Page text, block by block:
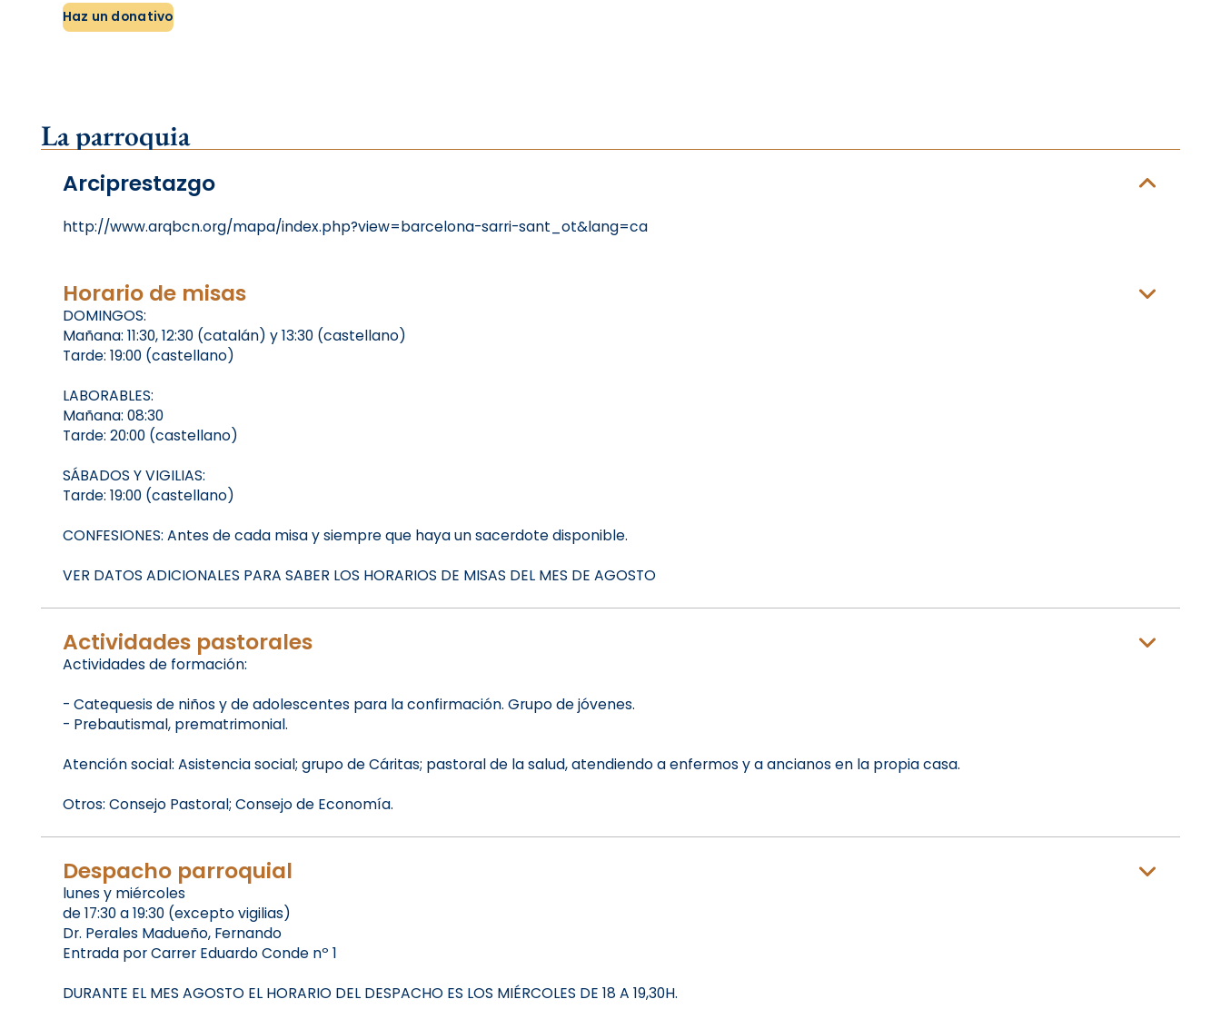
Haz un donativo
La parroquia
Arciprestazgo
http://www.arqbcn.org/mapa/index.php?view=barcelona-sarri-sant_ot&lang=ca
Horario de misas
DOMINGOS:
Mañana: 11:30, 12:30 (catalán) y 13:30 (castellano)
Tarde: 19:00 (castellano)
LABORABLES:
Mañana: 08:30
Tarde: 20:00 (castellano)
SÁBADOS Y VIGILIAS:
Tarde: 19:00 (castellano)
CONFESIONES: Antes de cada misa y siempre que haya un sacerdote disponible.
VER DATOS ADICIONALES PARA SABER LOS HORARIOS DE MISAS DEL MES DE AGOSTO
Actividades pastorales
Actividades de formación:
- Catequesis de niños y de adolescentes para la confirmación. Grupo de jóvenes.
- Prebautismal, prematrimonial.
Atención social: Asistencia social; grupo de Cáritas; pastoral de la salud, atendiendo a enfermos y a ancianos en la propia casa.
Otros: Consejo Pastoral; Consejo de Economía.
Despacho parroquial
lunes y miércoles
de 17:30 a 19:30 (excepto vigilias)
Dr. Perales Madueño, Fernando
Entrada por Carrer Eduardo Conde nº 1
DURANTE EL MES AGOSTO EL HORARIO DEL DESPACHO ES LOS MIÉRCOLES DE 18 A 19,30H.